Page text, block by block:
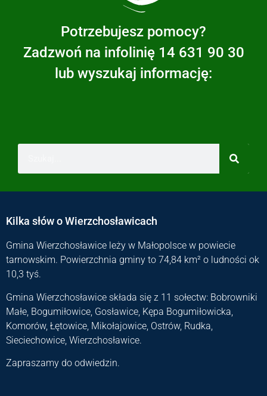
Potrzebujesz pomocy?
Zadzwoń na infolinię 14 631 90 30
lub wyszukaj informację:
Kilka słów o Wierzchosławicach
Gmina Wierzchosławice leży w Małopolsce w powiecie
tarnowskim. Powierzchnia gminy to 74,84 km² o ludności ok
10,3 tyś.
Gmina Wierzchosławice składa się z 11 sołectw: Bobrowniki
Małe, Bogumiłowice, Gosławice, Kępa Bogumiłowicka,
Komorów, Łętowice, Mikołajowice, Ostrów, Rudka,
Sieciechowice, Wierzchosławice.
Zapraszamy do odwiedzin.